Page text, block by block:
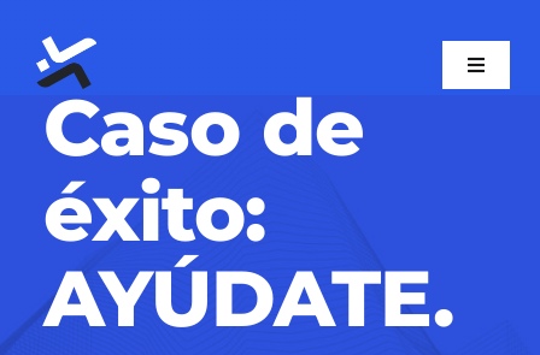
content
Toggle
Inicio
Nosotros
Servicios
Caso de
éxito:
AYÚDATE.